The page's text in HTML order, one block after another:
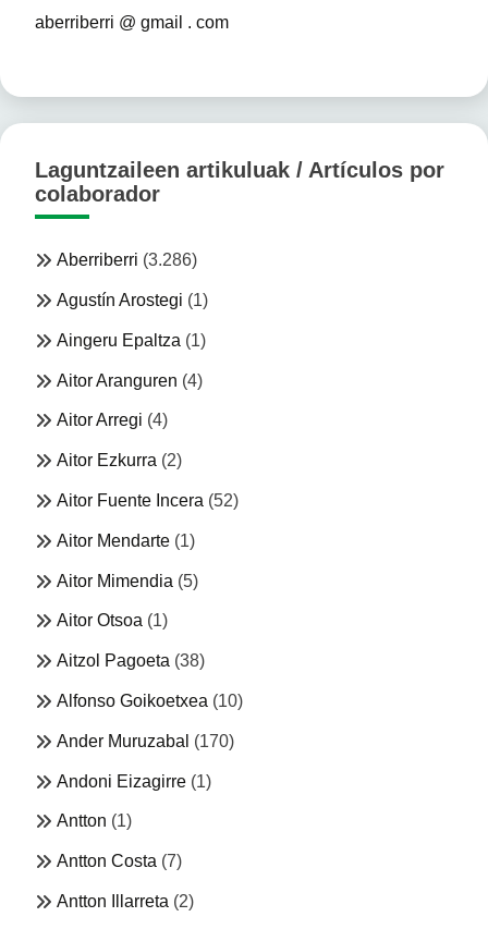
aberriberri @ gmail . com
Laguntzaileen artikuluak / Artículos por
colaborador
Aberriberri (3.286)
Agustín Arostegi (1)
Aingeru Epaltza (1)
Aitor Aranguren (4)
Aitor Arregi (4)
Aitor Ezkurra (2)
Aitor Fuente Incera (52)
Aitor Mendarte (1)
Aitor Mimendia (5)
Aitor Otsoa (1)
Aitzol Pagoeta (38)
Alfonso Goikoetxea (10)
Ander Muruzabal (170)
Andoni Eizagirre (1)
Antton (1)
Antton Costa (7)
Antton Illarreta (2)